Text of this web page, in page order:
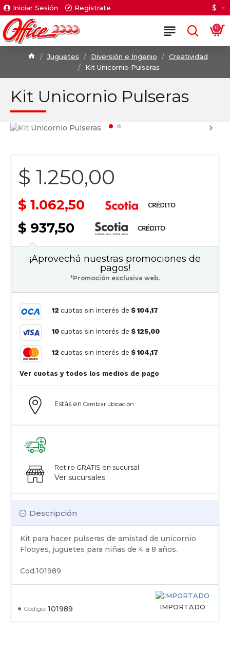
Iniciar Sesión Registrate $
0
Juguetes Diversión e Ingenio
Creatividad
Kit Unicornio Pulseras
Kit Unicornio Pulseras
Código: 101989 IMPORTADO
$ 1.250,00
$ 1.062,50
$ 937,50
Descripción
Kit para hacer pulseras de amistad de unicornio
Flooyes, juguetes para niñas de 4 a 8 años.
Cod.101989
Estás en Cambiar ubicación
Retiro GRATIS en sucursal
Ver sucursales
¡Aprovechá nuestras promociones de
pagos!
*Promoción exclusiva web.
12 cuotas sin interés de $ 104,17
10 cuotas sin interés de $ 125,00
12 cuotas sin interés de $ 104,17
Ver cuotas y todos los medios de pago